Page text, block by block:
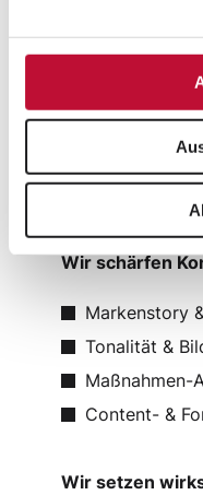
PoS &
Print
Prospekte
Social
Print
Kreation
CGI
fie
Art
Wir
Zielgruppen
Kanal- &
Wir schärfen
Markenstory
Tonalität &
Maßnahmen-
Content- &
Wir setzen